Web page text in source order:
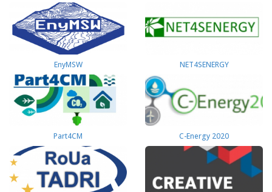
EnyMSW NET4SENERGY
Part4СМ C-Energy 2020